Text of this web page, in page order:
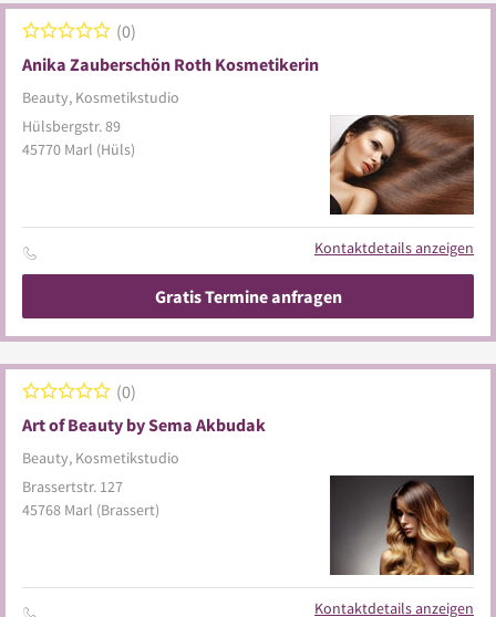
Anika Zauberschön Roth Kosmetikerin
Beauty, Kosmetikstudio
0
Hülsbergstr. 89
45770 Marl (Hüls)
Kontaktdetails anzeigen
Gratis Termine anfragen
Art of Beauty by Sema Akbudak
Beauty, Kosmetikstudio
0
Brassertstr. 127
45768 Marl (Brassert)
Kontaktdetails anzeigen